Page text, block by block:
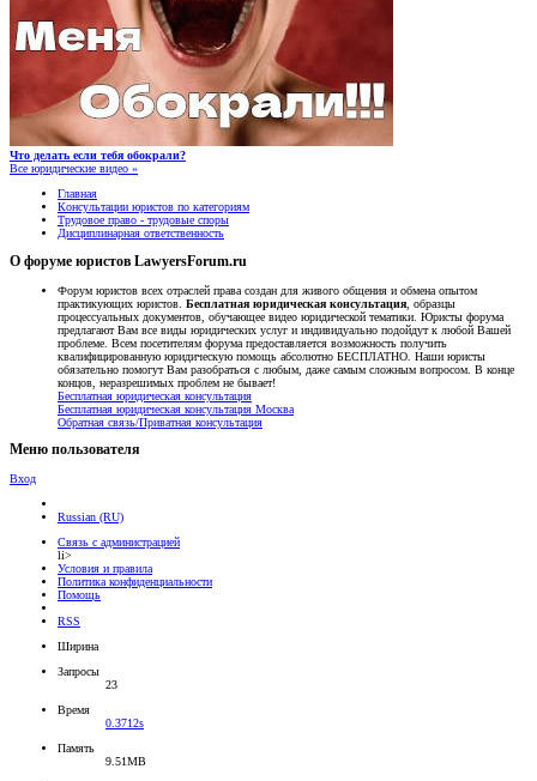
Что делать если тебя обокрали?
Все юридические видео »
Главная
Консультации юристов по категориям
Трудовое право - трудовые споры
Дисциплинарная ответственность
О форуме юристов LawyersForum.ru
Форум юристов всех отраслей права создан для живого общения и обмена опытом
практикующих юристов. Бесплатная юридическая консультация , образцы
процессуальных документов, обучающее видео юридической тематики. Юристы форума
предлагают Вам все виды юридических услуг и индивидуально подойдут к любой Вашей
проблеме. Всем посетителям форума предоставляется возможность получить
квалифицированную юридическую помощь абсолютно БЕСПЛАТНО. Наши юристы
обязательно помогут Вам разобраться с любым, даже самым сложным вопросом. В конце
концов, неразрешимых проблем не бывает!
Бесплатная юридическая консультация
Бесплатная юридическая консультация Москва
Обратная связь/Приватная консультация
Меню пользователя
Вход
Russian (RU)
Связь с администрацией
li>
Условия и правила
Политика конфиденциальности
Помощь
RSS
Ширина
Запросы
23
Время
0.3712s
Память
9.51MB